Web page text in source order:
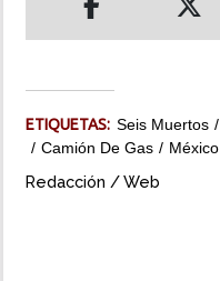
ETIQUETAS: Seis Muertos
Camión De Gas
México
Redacción / Web